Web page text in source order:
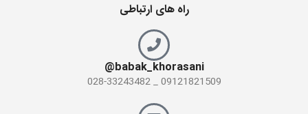
راه های ارتباطی
babak_khorasani@
09121821509 _ 028-33243482